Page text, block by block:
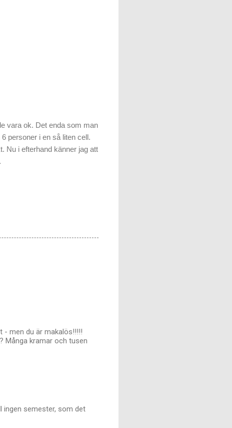
vara ok. Det enda som man
personer i en så liten cell.
Nu i efterhand känner jag att
- men du är makalös!!!!!
Många kramar och tusen
ingen semester, som det